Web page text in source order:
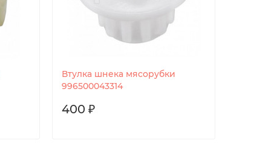
Втулка шнека мясорубки
996500043314
400 ₽